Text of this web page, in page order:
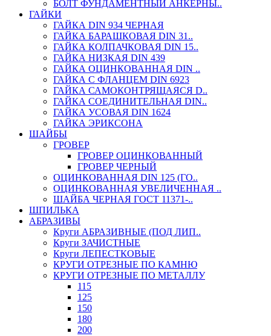
БОЛТ ФУНДАМЕНТНЫЙ АНКЕРНЫ..
ГАЙКИ
ГАЙКА DIN 934 ЧЕРНАЯ
ГАЙКА БАРАШКОВАЯ DIN 31..
ГАЙКА КОЛПАЧКОВАЯ DIN 15..
ГАЙКА НИЗКАЯ DIN 439
ГАЙКА ОЦИНКОВАННАЯ DIN ..
ГАЙКА С ФЛАНЦЕМ DIN 6923
ГАЙКА САМОКОНТРЯЩАЯСЯ D..
ГАЙКА СОЕДИНИТЕЛЬНАЯ DIN..
ГАЙКА УСОВАЯ DIN 1624
ГАЙКА ЭРИКСОНА
ШАЙБЫ
ГРОВЕР
ГРОВЕР ОЦИНКОВАННЫЙ
ГРОВЕР ЧЕРНЫЙ
ОЦИНКОВАННАЯ DIN 125 (ГО..
ОЦИНКОВАННАЯ УВЕЛИЧЕННАЯ ..
ШАЙБА ЧЕРНАЯ ГОСТ 11371-..
ШПИЛЬКА
АБРАЗИВЫ
Круги АБРАЗИВНЫЕ (ПОД ЛИП..
Круги ЗАЧИСТНЫЕ
Круги ЛЕПЕСТКОВЫЕ
КРУГИ ОТРЕЗНЫЕ ПО КАМНЮ
КРУГИ ОТРЕЗНЫЕ ПО МЕТАЛЛУ
115
125
150
180
200